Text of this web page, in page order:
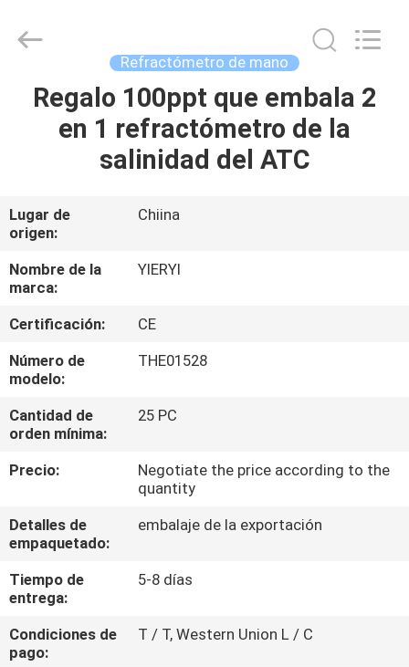
INICIO
PRODUCTOS
SOBRE
NOSOTROS
VISITA
A
LA
DE
CALIDAD
CONTACTO
NOTICIAS
YIERYI
Technology
Reserved.
Refractómetro de mano
Regalo 100ppt que embala 2
en 1 refractómetro de la
salinidad del ATC
Lugar de
origen:
Chiina
Nombre de la
marca:
YIERYI
Certificación:
CE
Número de
modelo:
THE01528
Cantidad de
orden mínima:
25 PC
Precio:
Negotiate the price according to the
quantity
Detalles de
empaquetado:
embalaje de la exportación
Tiempo de
entrega:
5-8 días
Condiciones de
pago:
T / T, Western Union L / C